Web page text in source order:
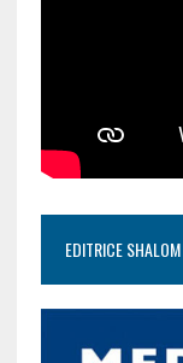
EDITRICE SHALOM